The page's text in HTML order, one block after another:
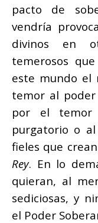
pacto de
vendría
divinos en
temerosos
este mundo el
temor al
por el temor
purgatorio o
fieles que
Rey. En lo
quieran, al
sediciosas, y
el Poder